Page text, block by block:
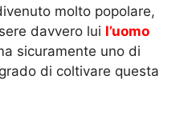
molto popolare,
davvero lui l’uomo
sicuramente uno di
di coltivare questa